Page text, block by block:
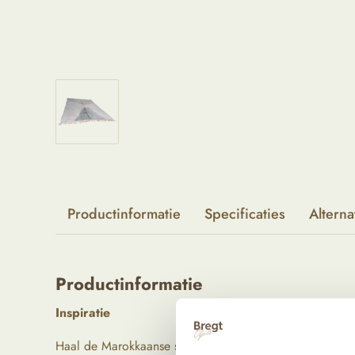
Productinformatie Specificaties
Productinformatie
Inspiratie
Haal de Marokkaanse schoonheid in huis met dit